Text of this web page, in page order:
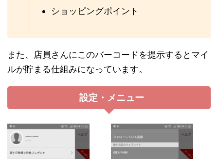
ショッピングポイント
また、店員さんにこのバーコードを提示するとマイ
ルが貯まる仕組みになっています。
設定・メニュー